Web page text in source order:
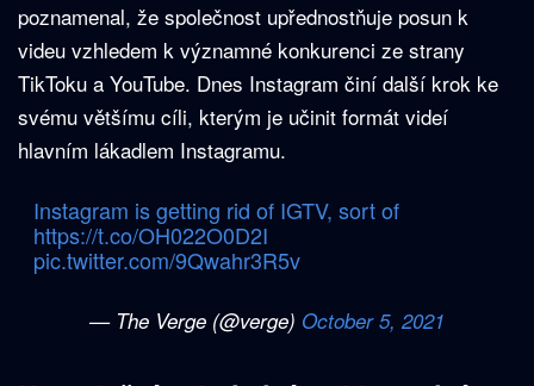
poznamenal, že společnost upřednostňuje posun k
videu vzhledem k významné konkurenci ze strany
TikToku a YouTube. Dnes Instagram činí další krok ke
svému většímu cíli, kterým je učinit formát videí
hlavním lákadlem Instagramu.
Instagram is getting rid of IGTV, sort of
https://t.co/OH022O0D2I
pic.twitter.com/9Qwahr3R5v
— The Verge (@verge) October 5, 2021